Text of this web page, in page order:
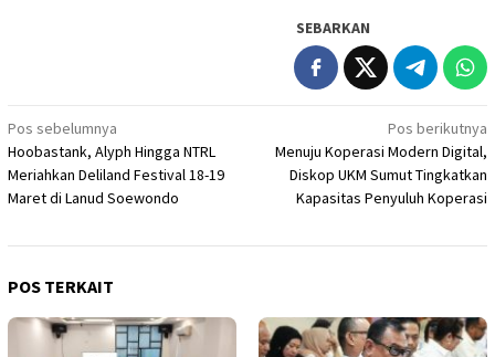
SEBARKAN
Navigasi
pos
Pos sebelumnya
Hoobastank, Alyph Hingga NTRL
Meriahkan Deliland Festival 18-19
Maret di Lanud Soewondo
Pos berikutnya
Menuju Koperasi Modern Digital,
Diskop UKM Sumut Tingkatkan
Kapasitas Penyuluh Koperasi
POS TERKAIT